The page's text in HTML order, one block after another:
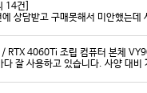
14건]
상담받고 구매못해서 미안했는
RTX 4060Ti 조립 컴퓨터 본체